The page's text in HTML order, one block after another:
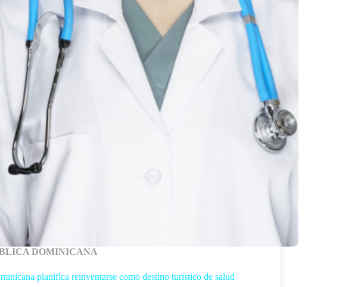
DOMINICANA
planifica reinventarse como destino turístico de salud